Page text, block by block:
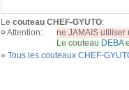
Le couteau CHEF-GYUTO:
¤ Attention:
ne JAMAIS utiliser
Le couteau DEBA
» Tous les couteaux CHEF-